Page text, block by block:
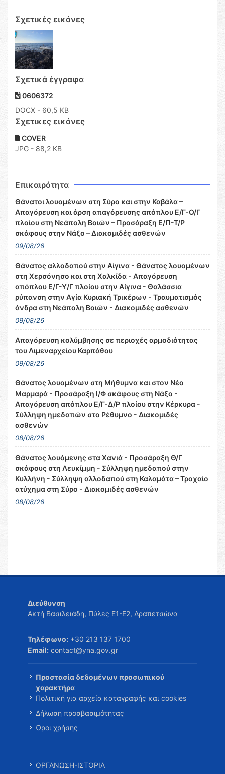
Σχετικές εικόνες
Σχετικά έγγραφα
0606372
DOCX - 60,5 KB
Σχετικες εικόνες
COVER
JPG - 88,2 KB
Επικαιρότητα
Θάνατοι λουομένων στη Σύρο και στην Καβάλα –
Απαγόρευση και άρση απαγόρευσης απόπλου Ε/Γ-Ο/Γ
πλοίου στη Νεάπολη Βοιών – Προσάραξη Ε/Π-Τ/Ρ
σκάφους στην Νάξο – Διακομιδές ασθενών
09/08/26
Θάνατος αλλοδαπού στην Αίγινα - Θάνατος λουομένων
στη Χερσόνησο και στη Χαλκίδα - Απαγόρευση
απόπλου Ε/Γ-Υ/Γ πλοίου στην Αίγινα - Θαλάσσια
ρύπανση στην Αγία Κυριακή Τρικέρων - Τραυματισμός
άνδρα στη Νεάπολη Βοιών - Διακομιδές ασθενών
09/08/26
Απαγόρευση κολύμβησης σε περιοχές αρμοδιότητας
του Λιμεναρχείου Καρπάθου
09/08/26
Θάνατος λουομένων στη Μήθυμνα και στον Νέο
Μαρμαρά - Προσάραξη Ι/Φ σκάφους στη Νάξο -
Απαγόρευση απόπλου Ε/Γ-Δ/Ρ πλοίου στην Κέρκυρα -
Σύλληψη ημεδαπών στο Ρέθυμνο - Διακομιδές
ασθενών
08/08/26
Θάνατος λουόμενης στα Χανιά - Προσάραξη Θ/Γ
σκάφους στη Λευκίμμη - Σύλληψη ημεδαπού στην
Κυλλήνη - Σύλληψη αλλοδαπού στη Καλαμάτα – Τροχαίο
ατύχημα στη Σύρο - Διακομιδές ασθενών
08/08/26
Διεύθυνση
Ακτή Βασιλειάδη, Πύλες Ε1-Ε2, Δραπετσώνα
Τηλέφωνο: +30 213 137 1700
Email: contact@yna.gov.gr
Προστασία δεδομένων προσωπικού
χαρακτήρα
Πολιτική για αρχεία καταγραφής και cookies
Δήλωση προσβασιμότητας
Όροι χρήσης
ΟΡΓΑΝΩΣΗ-ΙΣΤΟΡΙΑ